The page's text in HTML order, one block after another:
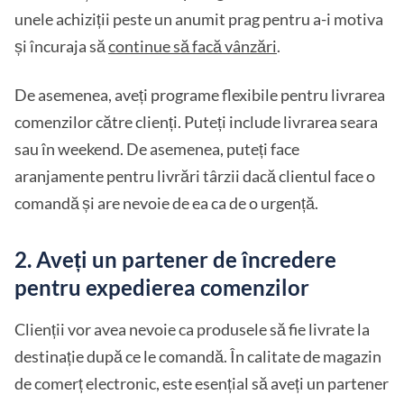
unele achiziții peste un anumit prag pentru a-i motiva
și încuraja săcontinue să facă vânzări.
De asemenea, aveți programe flexibile pentru livrarea
comenzilor către clienți. Puteți include livrarea seara
sau în weekend. De asemenea, puteți face
aranjamente pentru livrări târzii dacă clientul face o
comandă și are nevoie de ea ca de o urgență.
2. Aveți un partener de încredere
pentru expedierea comenzilor
Clienții vor avea nevoie ca produsele să fie livrate la
destinație după ce le comandă. În calitate de magazin
de comerț electronic, este esențial să aveți un partener